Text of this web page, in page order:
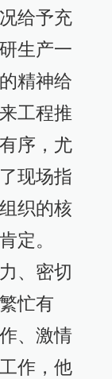
给予充
生产一
精神给
工程推
序，尤
现场指
织的核
定。
、密切
忙有
、激情
作，他